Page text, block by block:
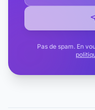
Pas de spam. En